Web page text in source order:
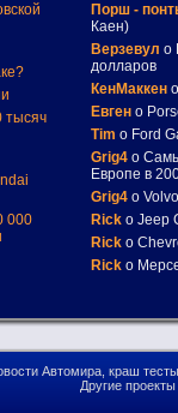
тысяч
000
Порш -
Каен)
Верзевул о
долларов
КенМаккен
Евген о
Tim о Ford
Grig4 о
Европе в
Grig4 о
Rick о Jeep
Rick о
Rick о
Автомира, краш
Другие проекты